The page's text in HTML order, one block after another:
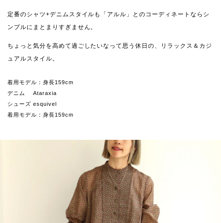
定番のシャツ+デニムスタイルも「アルル」とのコーディネートならシ
ンプルにまとまりすぎません。
ちょっと気分を高めて過ごしたいなって思う休日の、リラックス＆カジ
ュアルスタイル。
着用モデル：身長159cm
デニム Ataraxia
シューズ esquivel
着用モデル：身長159cm